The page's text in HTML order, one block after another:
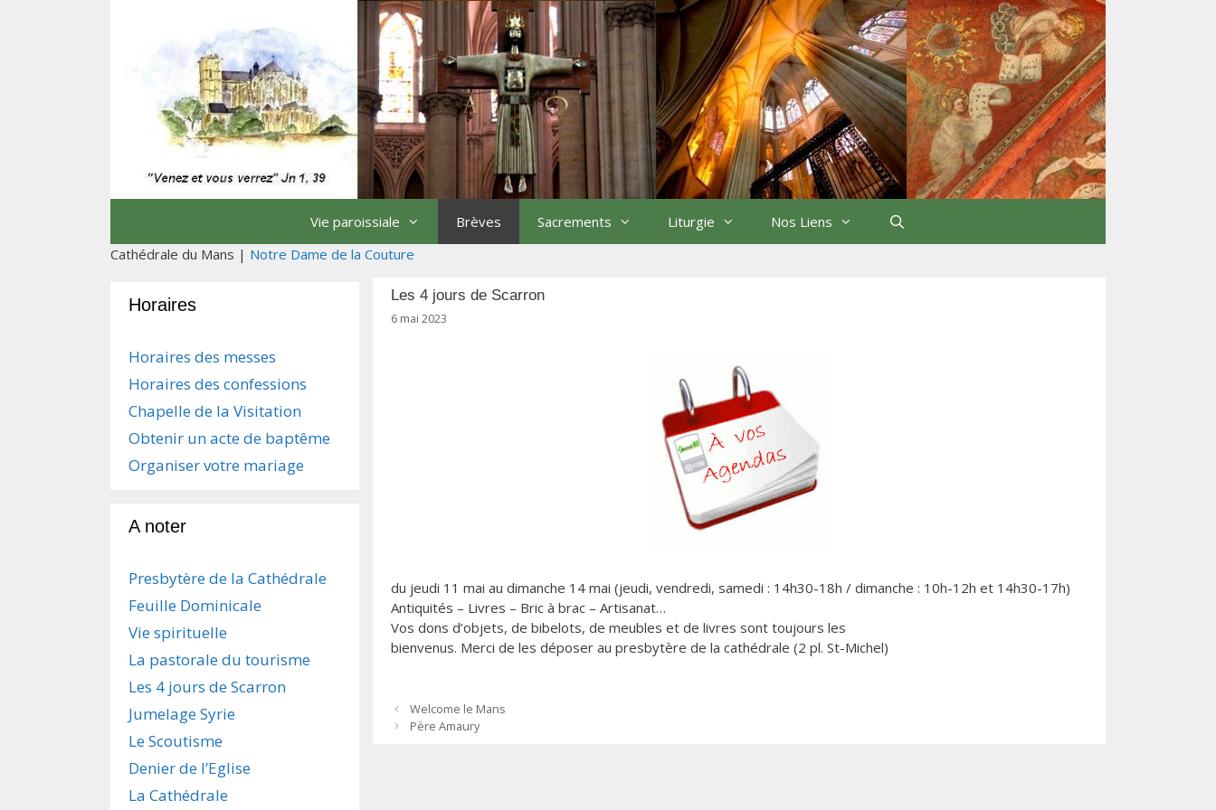
Vie paroissiale Brèves Sacrements Liturgie Nos Liens
Cathédrale du Mans | Notre Dame de la Couture
Les 4 jours de Scarron
6 mai 2023
du jeudi 11 mai au dimanche 14 mai (jeudi, vendredi, samedi : 14h30-18h / dimanche : 10h-12h et 14h30-17h)
Antiquités – Livres – Bric à brac – Artisanat…
Vos dons d’objets, de bibelots, de meubles et de livres sont toujours les
bienvenus. Merci de les déposer au presbytère de la cathédrale (2 pl. St-Michel)
N
a
Welcome le Mans
Père Amaury
Horaires
Horaires des messes
Horaires des confessions
Chapelle de la Visitation
Obtenir un acte de baptême
Organiser votre mariage
A noter
Presbytère de la Cathédrale
Feuille Dominicale
Vie spirituelle
La pastorale du tourisme
Les 4 jours de Scarron
Jumelage Syrie
Le Scoutisme
Denier de l’Eglise
La Cathédrale